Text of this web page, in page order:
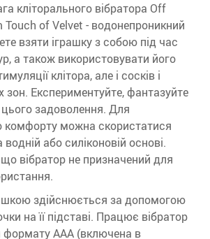
кліторального вібратора Off
Touch of Velvet - водонепроникний
взяти іграшку з собою під час
а також використовувати його
клітора, але і сосків і
зон. Експериментуйте, фантазуйте
цього задоволення. Для
комфорту можна скористатися
або силіконовій основі.
що вібратор не призначений для
здійснюється за допомогою
на її підставі. Працює вібратор
формату ААА (включена в